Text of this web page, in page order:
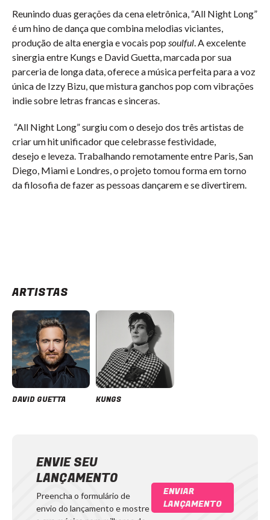
Reunindo duas gerações da cena eletrônica, “All Night Long”
é um hino de dança que combina melodias viciantes,
produção de alta energia e vocais pop soulful. A excelente
sinergia entre Kungs e David Guetta, marcada por sua
parceria de longa data, oferece a música perfeita para a voz
única de Izzy Bizu, que mistura ganchos pop com vibrações
indie sobre letras francas e sinceras.
“All Night Long” surgiu com o desejo dos três artistas de
criar um hit unificador que celebrasse festividade,
desejo e leveza. Trabalhando remotamente entre Paris, San
Diego, Miami e Londres, o projeto tomou forma em torno
da filosofia de fazer as pessoas dançarem e se divertirem.
ARTISTAS
DAVID GUETTA KUNGS
ENVIE SEU
LANÇAMENTO
Preencha o formulário de
envio do lançamento e mostre
ENVIAR
LANÇAMENTO